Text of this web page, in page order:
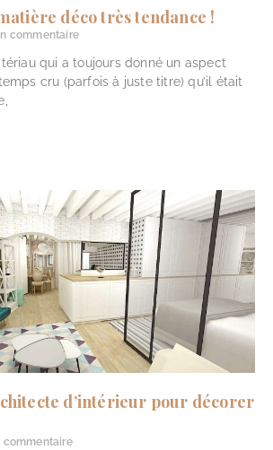
déco très tendance !
commentaire
qui a toujours donné un aspect
cru (parfois à juste titre) qu’il était
d’intérieur pour décorer
commentaire